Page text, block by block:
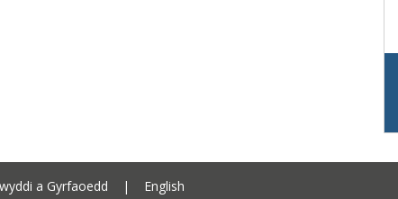
a Gyrfaoedd | English